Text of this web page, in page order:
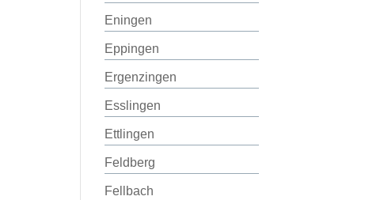
Eningen
Eppingen
Ergenzingen
Esslingen
Ettlingen
Feldberg
Fellbach